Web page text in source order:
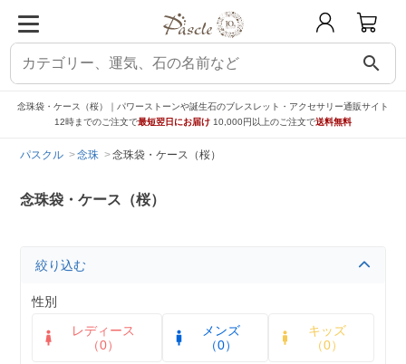
search
念珠袋・ケース（桜）｜パワーストーンや誕生石のブレスレット・アクセサリー通販サイト
12時までのご注文で最短翌日にお届け 10,000円以上のご注文で送料無料
パスクル 念珠 念珠袋・ケース（桜）
念珠袋・ケース（桜）
絞り込む
性別
レディース
（0）
メンズ
（0）
キッズ
（0）